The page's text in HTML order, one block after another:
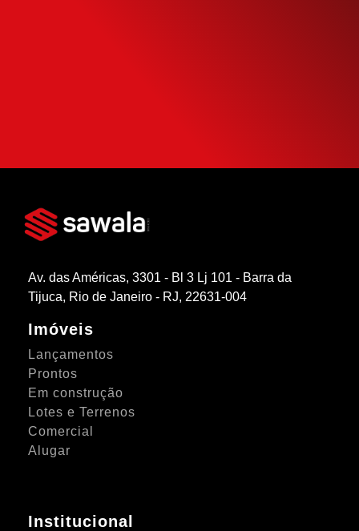
Av. das Américas, 3301 - Bl 3 Lj 101 - Barra da
Tijuca, Rio de Janeiro - RJ, 22631-004
Imóveis
Lançamentos
Prontos
Em construção
Lotes e Terrenos
Comercial
Alugar
Institucional